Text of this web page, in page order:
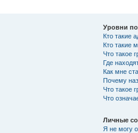
Уровни
Кто такие
Кто такие
Что такое
Где
Как мне
Почему
Что такое
Что
Личные
Я не могу